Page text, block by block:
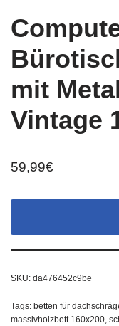
mit
Vintage
59,99€
SKU: da476452c9be
Tags: betten für
massivholzbett 160x200,